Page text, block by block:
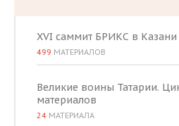
XVI саммит БРИКС в Казани
499 МАТЕРИАЛОВ
Великие воины Татарии.
материалов
24 МАТЕРИАЛА